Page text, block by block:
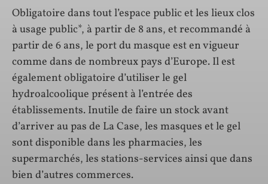
Obligatoire dans tout l’espace public et les lieux clos
à usage public*, à partir de 8 ans, et recommandé à
partir de 6 ans, le port du masque est en vigueur
comme dans de nombreux pays d’Europe. Il est
également obligatoire d’utiliser le gel
hydroalcoolique présent à l’entrée des
établissements. Inutile de faire un stock avant
d’arriver au pas de La Case, les masques et le gel
sont disponible dans les pharmacies, les
supermarchés, les stations-services ainsi que dans
bien d’autres commerces.